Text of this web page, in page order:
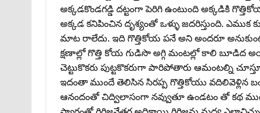
అక్కడకొండగడ్డి దట్టంగా పెరిగి ఉంటుంది అక్కడికి
అక్కడ కనిపించిన దృశ్యంతో ఒళ్ళు జదరిస్తుంది.
మాట రాలేదు. ఇది గొత్తికోయ పనే అని అందరూ
క్షణాల్లో గొత్తి కోయ గుడిసొ అగ్గి మంటల్లో కాలి
చెట్టుకొకరు పుట్టకొకరుగా పారిపోతారు ఆమంటల్ని
ఇదంతా ముందే తెలిసిన సిరప్ప గొత్తికోయు
ఆనందంతో చిద్విలాసంగా నవ్వుతూ ఉండటం తో కథ
స్వార్థంతో గిరిజనేతర అధికాయి గిరిజను మధ్య